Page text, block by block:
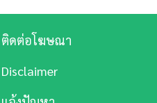
ารเลี้ยงดูเด็กแรกเกิด หรือ
ติดต่อโฆษณา
Disclaimer